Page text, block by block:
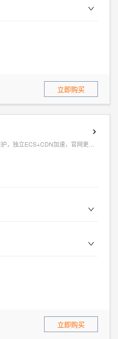
立即购买
立即购买